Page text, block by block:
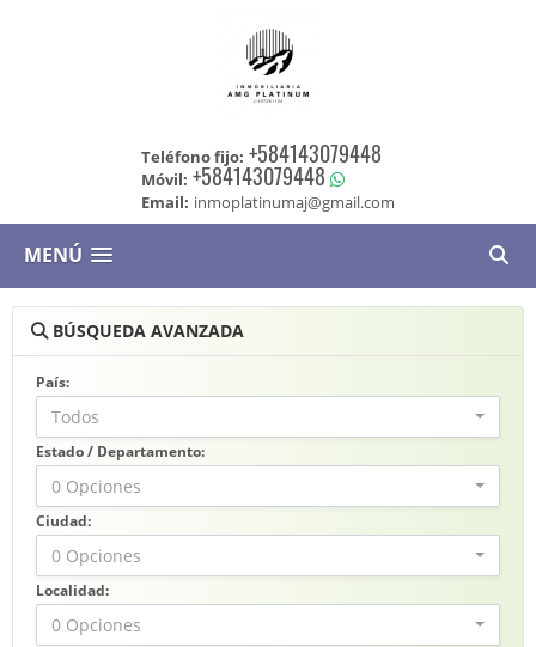
Teléfono fijo: +584143079448
Móvil: +584143079448
Email: inmoplatinumaj@gmail.com
MENÚ
BÚSQUEDA AVANZADA
País:
Todos
Estado / Departamento:
0 Opciones
Ciudad:
0 Opciones
Localidad:
0 Opciones